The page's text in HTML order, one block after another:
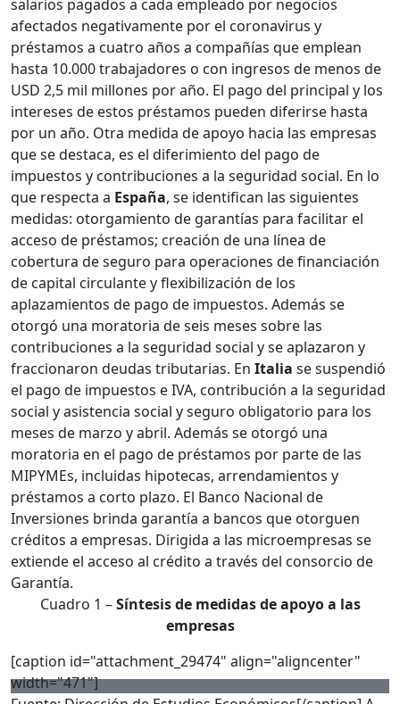
salarios pagados a cada empleado por negocios
afectados negativamente por el coronavirus y
préstamos a cuatro años a compañías que emplean
hasta 10.000 trabajadores o con ingresos de menos de
USD 2,5 mil millones por año. El pago del principal y los
intereses de estos préstamos pueden diferirse hasta
por un año. Otra medida de apoyo hacia las empresas
que se destaca, es el diferimiento del pago de
impuestos y contribuciones a la seguridad social. En lo
que respecta a España, se identifican las siguientes
medidas: otorgamiento de garantías para facilitar el
acceso de préstamos; creación de una línea de
cobertura de seguro para operaciones de financiación
de capital circulante y flexibilización de los
aplazamientos de pago de impuestos. Además se
otorgó una moratoria de seis meses sobre las
contribuciones a la seguridad social y se aplazaron y
fraccionaron deudas tributarias. En Italia se suspendió
el pago de impuestos e IVA, contribución a la seguridad
social y asistencia social y seguro obligatorio para los
meses de marzo y abril. Además se otorgó una
moratoria en el pago de préstamos por parte de las
MIPYMEs, incluidas hipotecas, arrendamientos y
préstamos a corto plazo. El Banco Nacional de
Inversiones brinda garantía a bancos que otorguen
créditos a empresas. Dirigida a las microempresas se
extiende el acceso al crédito a través del consorcio de
Garantía.
Cuadro 1 –Síntesis de medidas de apoyo a las
empresas
[caption id="attachment_29474" align="aligncenter"
width="471"]